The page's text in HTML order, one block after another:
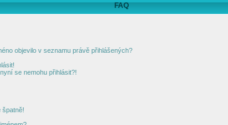
FAQ
objevilo v seznamu právě přihlášených?
se nemohu přihlásit?!
špatně!